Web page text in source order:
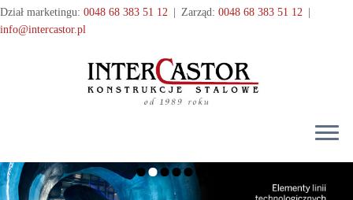
Przejdź
do
Dział marketingu: 0048 68 383 51 12 Zarząd: 0048 68 383 51 12
info@intercastor.pl